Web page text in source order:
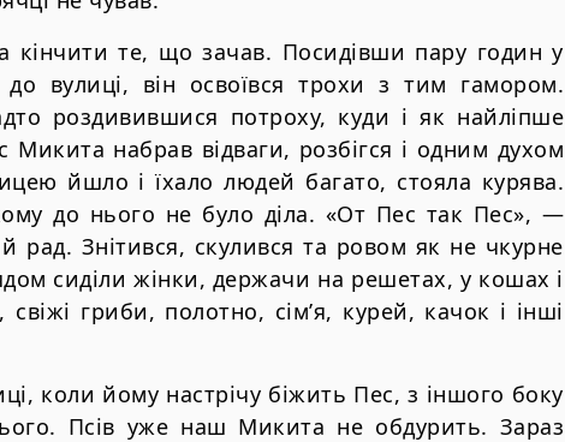
кiнчити те, що зачав. Посидiвши пару годин у
вулицi, вiн освоївся трохи з тим гамором.
роздивившися потроху, куди i як найлiпше
набрав вiдваги, розбiгся i одним духом
йшло i їхало людей багато, стояла курява.
до нього не було дiла. «От Пес так Пес», —
Знiтився, скулився та ровом як не чкурне
сидiли жiнки, держачи на решетах, у кошах i
свiжi гриби, полотно, сiм’я, курей, качок i iншi
коли йому настрiчу бiжить Пес, з iншого боку
Псiв уже наш Микита не обдурить. Зараз